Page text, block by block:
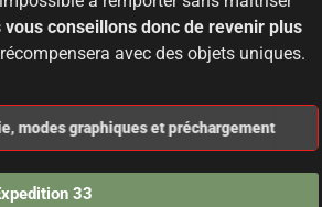
vous conseillons donc de revenir plus
avec des objets uniques.
modes graphiques et préchargement
33